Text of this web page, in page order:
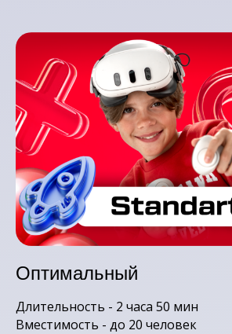
Оптимальный
Длительность - 2 часа 50 мин
Вместимость - до 20 человек